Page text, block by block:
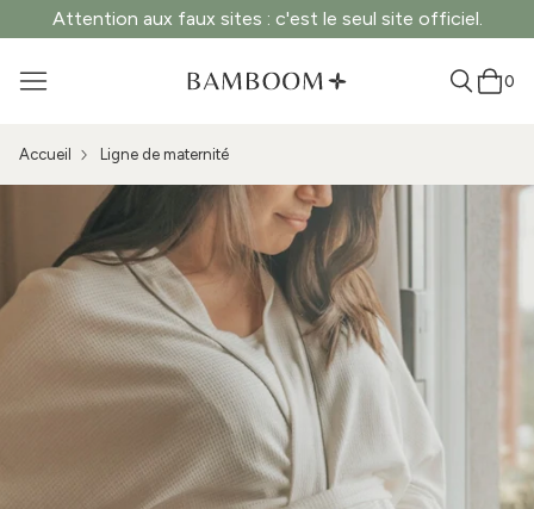
Attention aux faux sites : c'est le seul site officiel.
0
Accueil Ligne de maternité